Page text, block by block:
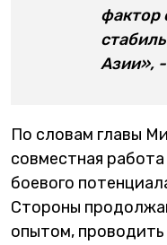
фактор
Азии»,
По словам главы
совместная
боевого
Стороны
опытом,